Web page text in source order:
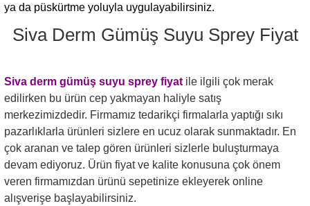
ya da püskürtme yoluyla uygulayabilirsiniz.
Siva Derm Gümüş Suyu Sprey Fiyat
Siva derm gümüş suyu sprey fiyat ile ilgili çok merak
edilirken bu ürün cep yakmayan haliyle satış
merkezimizdedir. Firmamız tedarikçi firmalarla yaptığı sıkı
pazarlıklarla ürünleri sizlere en ucuz olarak sunmaktadır. En
çok aranan ve talep gören ürünleri sizlerle buluşturmaya
devam ediyoruz. Ürün fiyat ve kalite konusuna çok önem
veren firmamızdan ürünü sepetinize ekleyerek online
alışverişe başlayabilirsiniz.